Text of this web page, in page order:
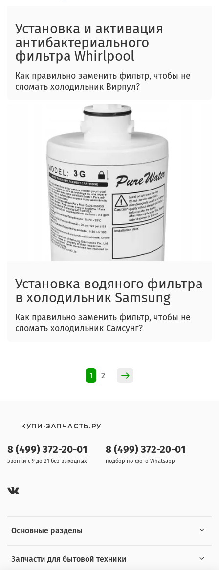
Установка и активация
антибактериального
фильтра Whirlpool
Как правильно заменить фильтр, чтобы не
сломать холодильник Вирпул?
Установка водяного фильтра
в холодильник Samsung
Как правильно заменить фильтр, чтобы не
сломать холодильник Самсунг?
1 2
Основные разделы
Запчасти для бытовой техники
8 (499) 372-20-01
звонки с 9 до 21 без выходных
8 (499) 372-20-01
подбор по фото Whatsapp
КУПИ-ЗАПЧАСТЬ.РУ